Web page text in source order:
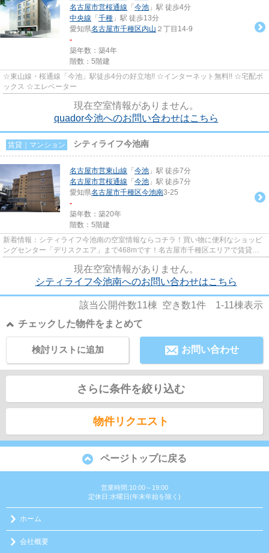
名古屋市営桜通線 「 今池 」駅 徒歩4分
中央線 「 千種 」駅 徒歩13分
愛知県名古屋市千種区内山 ２丁目14-9
-
築年数：築4年
階数：5階建
☆東山線・桜通線「今池」駅徒歩4分の好立地!! ☆インターネット無料!! ☆宅配ボ
ックス ☆エレベーター
現在空室情報がありません。
quador今池へのお問い合わせはこちら
賃貸｜マンション シティライフ今池南
名古屋市営東山線 「 今池 」駅 徒歩7分
名古屋市営桜通線 「 今池 」駅 徒歩7分
愛知県名古屋市千種区今池南3-25
-
築年数：築20年
階数：5階建
新着情報：シティライフ今池南の空室情報ならコチラ！買い物に便利なショッピ
ングセンター「デリスクエア」まで468mです！名古屋市千種区エリアで賃貸情
現在空室情報がありません。
シティライフ今池南へのお問い合わせはこちら
該当公開件数11棟 空き数1件 1-11棟表示
チェックした物件をまとめて
お問い合わせ
検討リストに追加
さらに条件を絞り込む
物件リクエスト
ページトップに戻る
営業時間:10:00～19:00
定休日:水曜日(年末年始を除く)
ホーム
会社概要